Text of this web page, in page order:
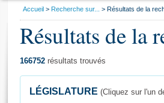
Général
Vous
Accueil Recherche sur... Résultats de la
Résultats de la
166752 résultats trouvés
LÉGISLATURE (Cliquez sur l'un